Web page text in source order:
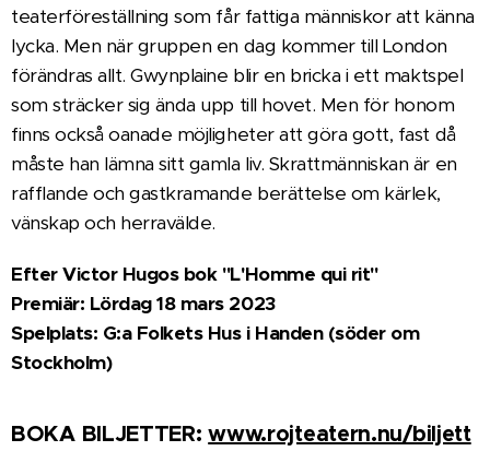
teaterföreställning som får fattiga människor att känna
lycka. Men när gruppen en dag kommer till London
förändras allt. Gwynplaine blir en bricka i ett maktspel
som sträcker sig ända upp till hovet. Men för honom
finns också oanade möjligheter att göra gott, fast då
måste han lämna sitt gamla liv. Skrattmänniskan är en
rafflande och gastkramande berättelse om kärlek,
vänskap och herravälde.
Efter Victor Hugos bok "L'Homme qui rit"
Premiär: Lördag 18 mars 2023
Spelplats: G:a Folkets Hus i Handen (söder om
Stockholm)
BOKA BILJETTER:www.rojteatern.nu/biljett